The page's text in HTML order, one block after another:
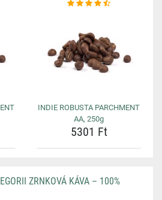
INDIE ROBUSTA PARCHMENT
AA, 250g
5301 Ft
ZRNKOVÁ KÁVA – 100%